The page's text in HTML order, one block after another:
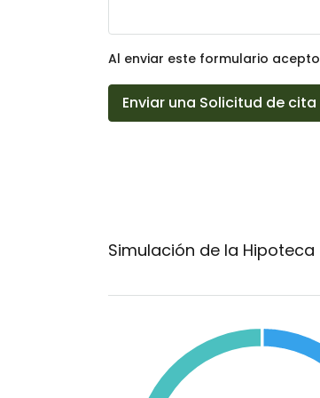
Al enviar este formulario acepto
Enviar una Solicitud de cita
Simulación de la Hipoteca